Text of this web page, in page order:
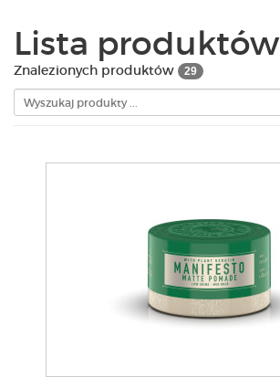
MĘŻCZYZNA
SZKOLENIA
KONTAKT
Lista produktów
Znalezionych produktów 29